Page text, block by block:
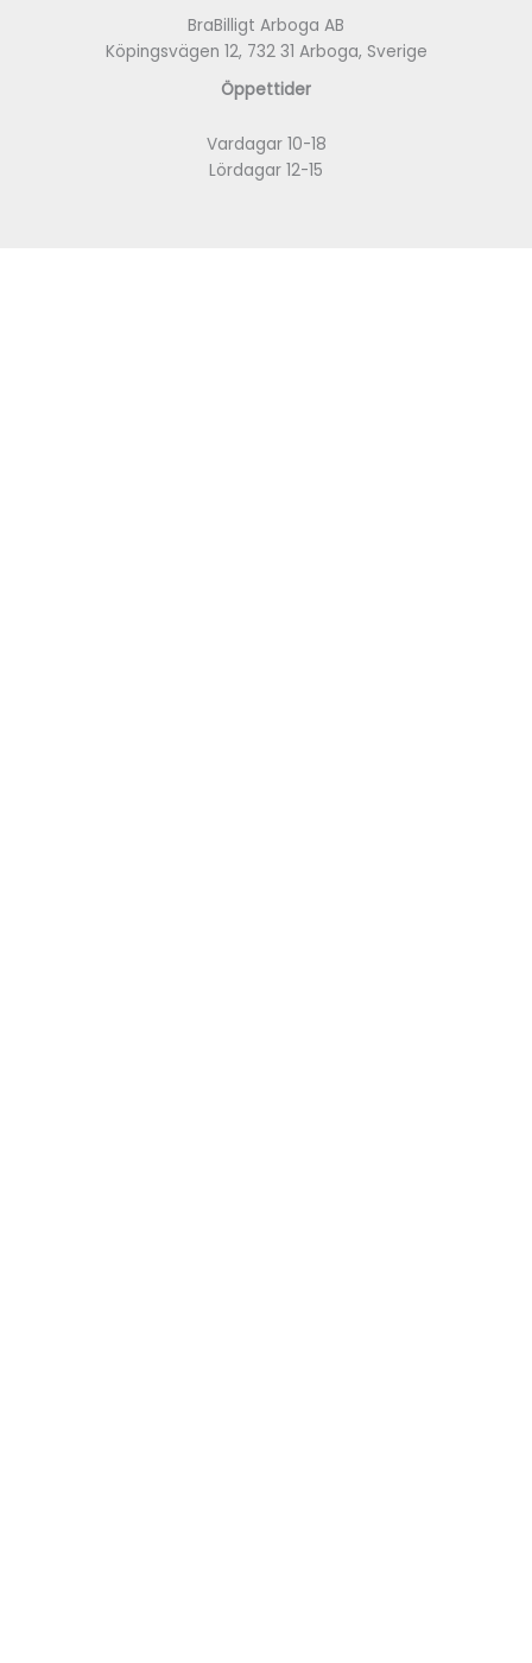
BraBilligt Arboga AB
Köpingsvägen 12, 732 31 Arboga, Sverige
Öppettider
Vardagar 10-18
Lördagar 12-15